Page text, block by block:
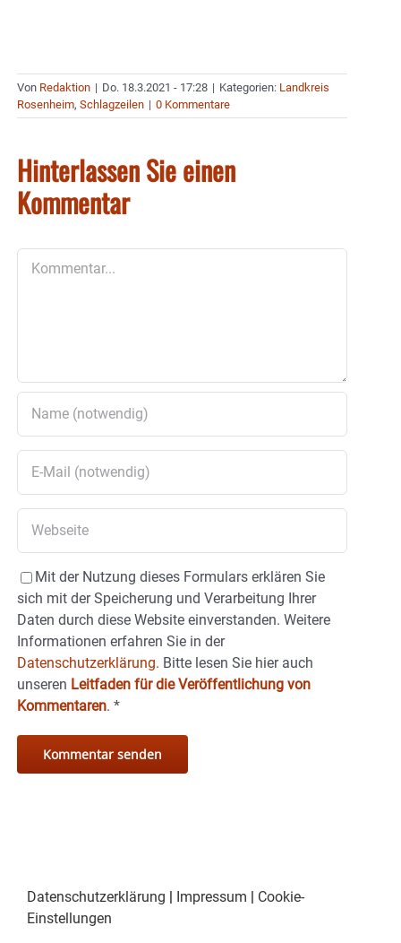
Von Redaktion | Do. 18.3.2021 - 17:28 | Kategorien: Landkreis
Rosenheim, Schlagzeilen | 0 Kommentare
Hinterlassen Sie einen
Kommentar
Mit der Nutzung dieses Formulars erklären Sie
sich mit der Speicherung und Verarbeitung Ihrer
Daten durch diese Website einverstanden. Weitere
Informationen erfahren Sie in der
Datenschutzerklärung. Bitte lesen Sie hier auch
unseren Leitfaden für die Veröffentlichung von
Kommentaren. *
Datenschutzerklärung | Impressum | Cookie-
Einstellungen